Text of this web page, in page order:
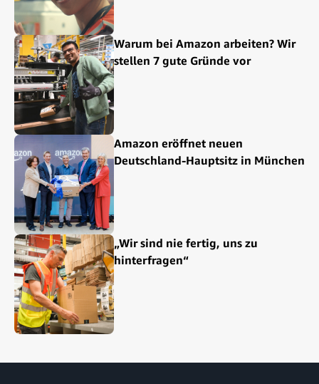
Warum bei Amazon arbeiten? Wir
stellen 7 gute Gründe vor
Amazon eröffnet neuen
Deutschland-Hauptsitz in München
„Wir sind nie fertig, uns zu
hinterfragen“